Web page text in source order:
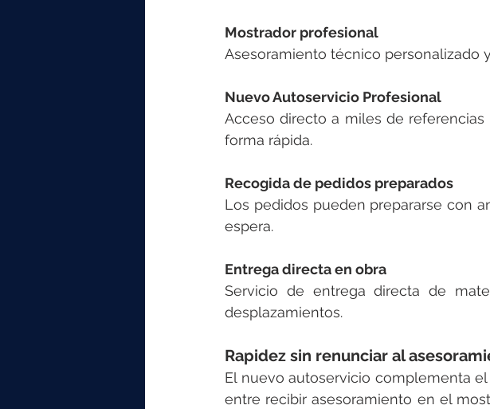
Mostrador profesional
Asesoramiento técnico personalizado
Nuevo Autoservicio Profesional
Acceso directo a miles de
forma rápida.
Recogida de pedidos preparados
Los pedidos pueden prepararse con
espera.
Entrega directa en obra
Servicio de entrega directa de
desplazamientos.
Rapidez sin renunciar al
El nuevo autoservicio complementa
entre recibir asesoramiento en el